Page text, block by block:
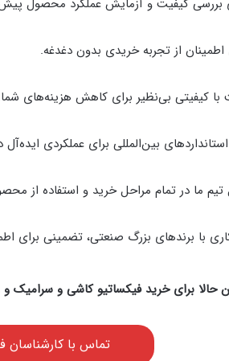
از تجربه خریدی بدون دغدغه.
کیفیتی بی‌نظیر برای کاهش هزینه‌های
بین‌المللی برای عملکردی
ما در تمام مراحل خرید و استفاده از
با برندهای بزرگ صنعتی، تضمینی برای
حالا برای خرید فیکساتیو کاشی و سرامیک و
تماس با